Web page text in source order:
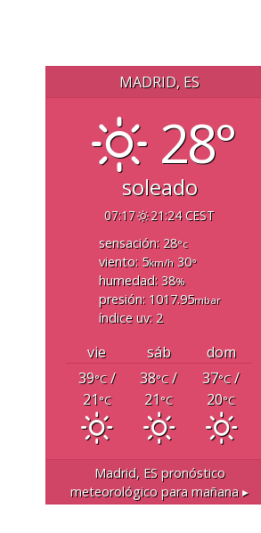
MADRID, ES
28°
soleado
07:17
21:24 CEST
sensación: 28°c
viento: 5km/h30°
humedad: 38%
presión: 1017.95mbar
índice uv: 2
vie sáb
dom
39°C/
21°C
38°C/
21°C
37°C/
20°C
Madrid, ESpronóstico
meteorológico para mañana ▸